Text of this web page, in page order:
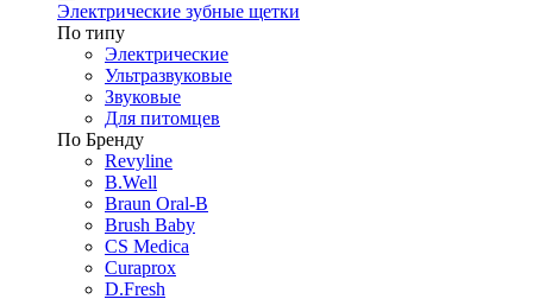
Электрические зубные щетки
По типу
Электрические
Ультразвуковые
Звуковые
Для питомцев
По Бренду
Revyline
B.Well
Braun Oral-B
Brush Baby
CS Medica
Curaprox
D.Fresh